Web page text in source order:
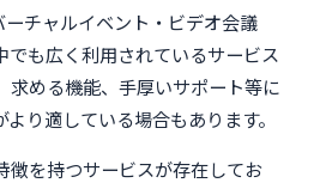
チャルイベント・ビデオ会議
でも広く利用されているサービス
求める機能、手厚いサポート等に
り適している場合もあります。
徴を持つサービスが存在してお